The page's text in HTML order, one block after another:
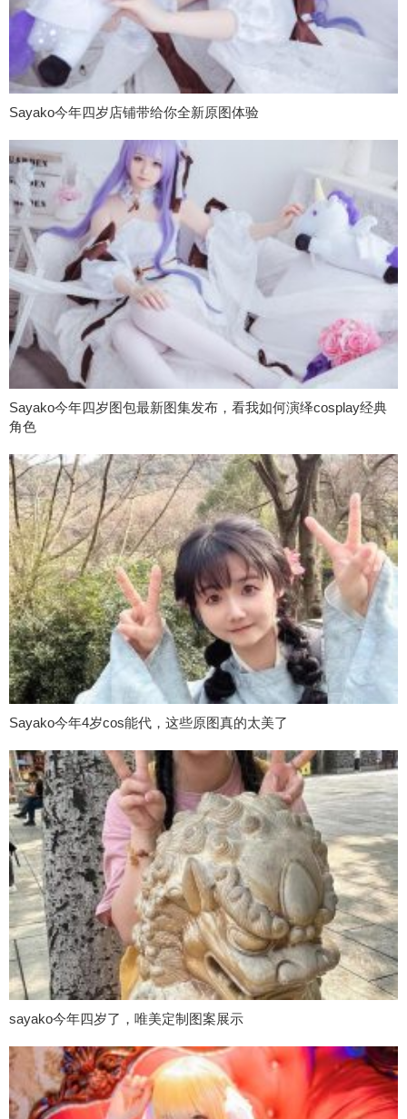
Sayako今年四岁店铺带给你全新原图体验
Sayako今年四岁图包最新图集发布，看我如何演绎cosplay经典
角色
Sayako今年4岁cos能代，这些原图真的太美了
sayako今年四岁了，唯美定制图案展示